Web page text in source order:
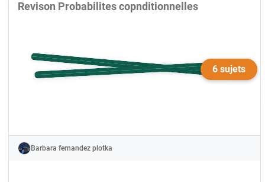
Revison Probabilites copnditionnelles
6 sujets
Barbara fernandez plotka